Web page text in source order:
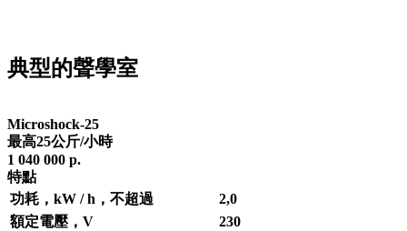
典型的聲學室
Microshock-25
最高25公斤/小時
1 040 000 р.
特點
功耗，kW / h，不超過
2,0
額定電壓，V
230